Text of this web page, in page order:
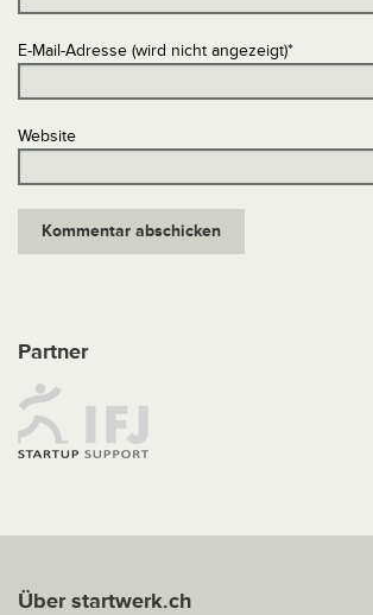
E-Mail-Adresse (wird nicht angezeigt)*
Website
Partner
Über startwerk.ch